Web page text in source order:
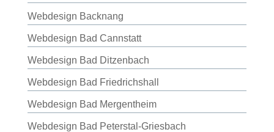
Webdesign Backnang
Webdesign Bad Cannstatt
Webdesign Bad Ditzenbach
Webdesign Bad Friedrichshall
Webdesign Bad Mergentheim
Webdesign Bad Peterstal-Griesbach